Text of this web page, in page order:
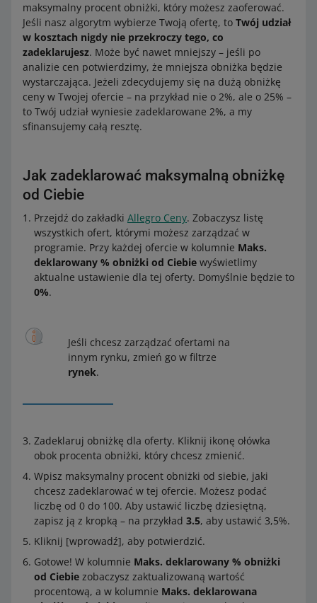
maksymalny procent obniżki, który możesz zaoferować.
Jeśli nasz algorytm wybierze Twoją ofertę, to Twój udział
w kosztach nigdy nie przekroczy tego, co
zadeklarujesz. Może być nawet mniejszy – jeśli po
analizie cen potwierdzimy, że mniejsza obniżka będzie
wystarczająca. Jeżeli zdecydujemy się na dużą obniżkę
ceny w Twojej ofercie – na przykład nie o 2%, ale o 25% –
to Twój udział wyniesie zadeklarowane 2%, a my
sfinansujemy całą resztę.
Jak zadeklarować maksymalną obniżkę
od Ciebie
Przejdź do zakładki Allegro Ceny. Zobaczysz listę
wszystkich ofert, którymi możesz zarządzać w
programie. Przy każdej ofercie w kolumnie Maks.
deklarowany % obniżki od Ciebie wyświetlimy
aktualne ustawienie dla tej oferty. Domyślnie będzie to
0%.
Jeśli chcesz zarządzać ofertami na
innym rynku, zmień go w filtrze
rynek.
Zadeklaruj obniżkę dla oferty. Kliknij ikonę ołówka
obok procenta obniżki, który chcesz zmienić.
Wpisz maksymalny procent obniżki od siebie, jaki
chcesz zadeklarować w tej ofercie. Możesz podać
liczbę od 0 do 100. Aby ustawić liczbę dziesiętną,
zapisz ją z kropką – na przykład 3.5, aby ustawić 3,5%.
Kliknij [wprowadź], aby potwierdzić.
Gotowe! W kolumnie Maks. deklarowany % obniżki
od Ciebie zobaczysz zaktualizowaną wartość
procentową, a w kolumnie Maks. deklarowana